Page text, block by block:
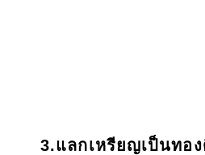
3.แลกเหรียญเป็นทอ